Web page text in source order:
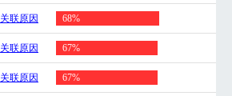
关联原因 68%
关联原因 67%
关联原因 67%